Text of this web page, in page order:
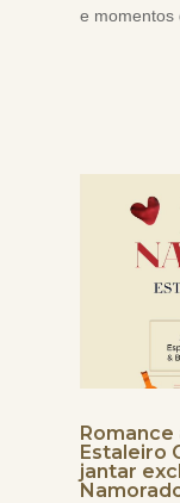
e momentos
Romance
Estaleiro
jantar